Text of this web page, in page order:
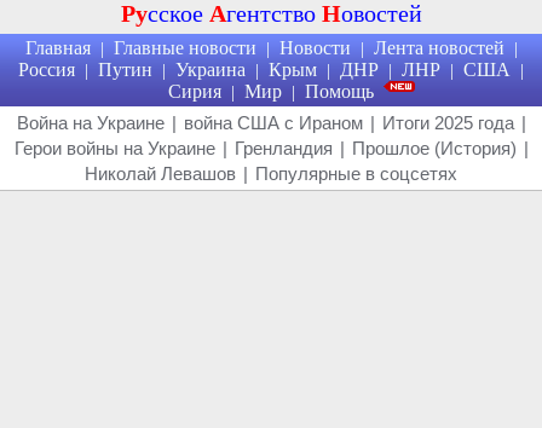
Русское Агентство Новостей
Главная | Главные новости | Новости | Лента новостей |
Россия | Путин | Украина | Крым | ДНР | ЛНР | США |
Сирия | Мир | Помощь
Война на Украине | война США с Ираном | Итоги 2025 года |
Герои войны на Украине | Гренландия | Прошлое (История) |
Николай Левашов | Популярные в соцсетях